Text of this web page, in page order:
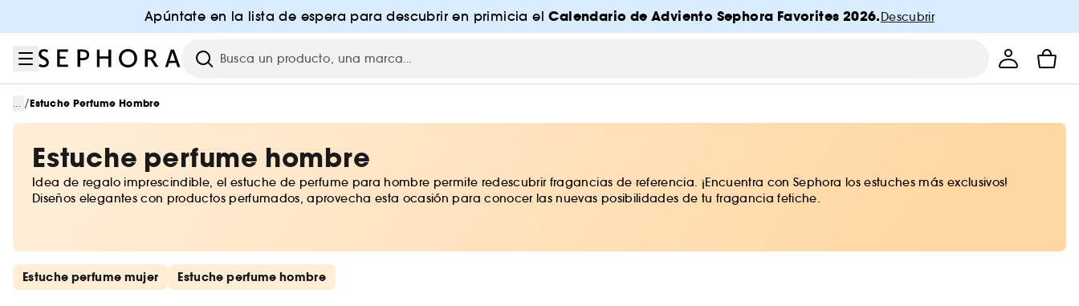
Ir al contenido principal
Apúntate en la lista de espera para descubrir en primicia elCalendario de Adviento Sephora Favorites 2026.Descubrir
Investigación
... /Estuche Perfume Hombre
Estuche perfume hombre
Idea de regalo imprescindible, el estuche de perfume para hombre permite redescubrir fragancias de referencia. ¡Encuentra con Sephora los estuches más exclusivos!
Diseños elegantes con productos perfumados, aprovecha esta ocasión para conocer las nuevas posibilidades de tu fragancia fetiche.
Saltar los enlaces rápidos
Estuche perfume mujer Estuche perfume hombre